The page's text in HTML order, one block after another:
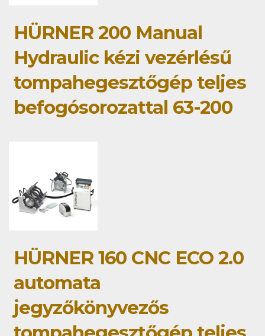
HÜRNER 200 Manual
Hydraulic kézi vezérlésű
tompahegesztőgép teljes
befogósorozattal 63-200
HÜRNER 160 CNC ECO 2.0
automata
jegyzőkönyvezős